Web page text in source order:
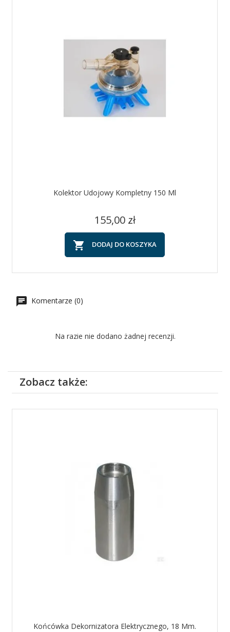
Kolektor Udojowy Kompletny 150 Ml
Cena
155,00 zł
 DODAJ DO KOSZYKA
Komentarze (0)
Na razie nie dodano żadnej recenzji.
Zobacz także:
Końcówka Dekornizatora Elektrycznego, 18 Mm.